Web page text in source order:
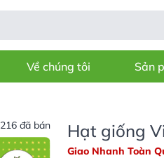
Về chúng tôi Sản
216 đã bán Hạt giống
Giao Nhanh Toàn